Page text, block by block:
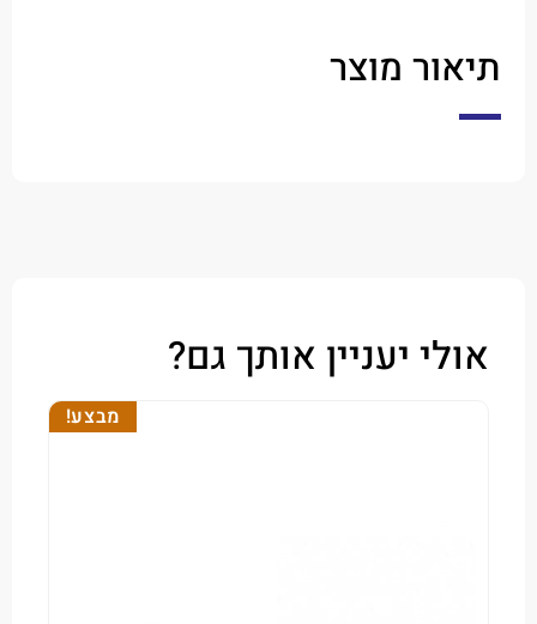
מוצר
יעניין אותך גם?